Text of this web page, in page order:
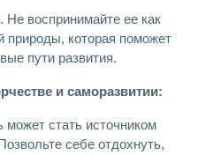
Не воспринимайте ее как
природы, которая поможет
пути развития.
и саморазвитии:
стать источником
себе отдохнуть,